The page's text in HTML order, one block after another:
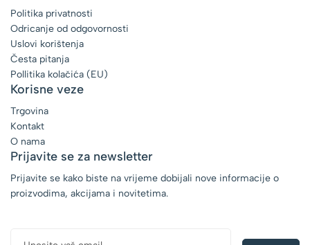
Politika privatnosti
Odricanje od odgovornosti
Uslovi korištenja
Česta pitanja
Pollitika kolačića (EU)
Korisne veze
Trgovina
Kontakt
O nama
Prijavite se za newsletter
Prijavite se kako biste na vrijeme dobijali nove informacije o
proizvodima, akcijama i novitetima.